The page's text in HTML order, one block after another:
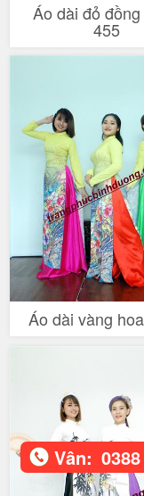
Áo dài đỏ
455
Áo dài vàng
Vân: